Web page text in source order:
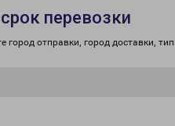
перевозки
город отправки, город доставки, тип